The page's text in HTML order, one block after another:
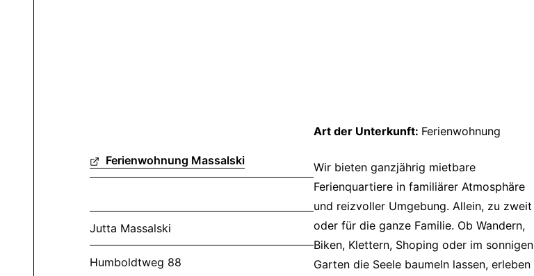
Ferienwohnung Massalski
Jutta Massalski
Humboldtweg 88
Art der Unterkunft: Ferienwohnung
Wir bieten ganzjährig mietbare
Ferienquartiere in familiärer Atmosphäre
und reizvoller Umgebung. Allein, zu zweit
oder für die ganze Familie. Ob Wandern,
Biken, Klettern, Shoping oder im sonnigen
Garten die Seele baumeln lassen, erleben